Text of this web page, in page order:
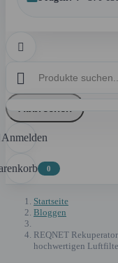


Anmelden
0
Startseite
Bloggen
REQNET
hochwertigen